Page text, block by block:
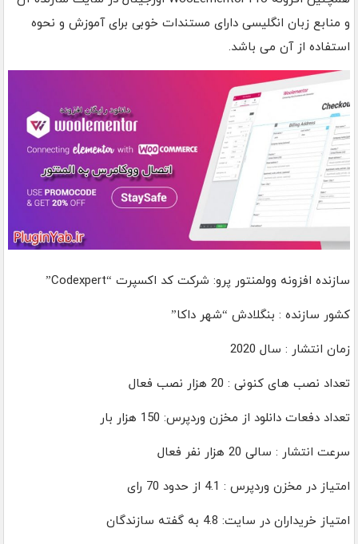
و منابع زبان انگلیسی دارای مستندات خوبی برای آموزش و نحوه
استفاده از آن می باشد.
سازنده افزونه وولمنتور پرو: شرکت کد اکسپرت “Codexpert”
کشور سازنده : بنگلادش “شهر داکا”
زمان انتشار : سال 2020
تعداد نصب های کنونی : 20 هزار نصب فعال
تعداد دفعات دانلود از مخزن وردپرس: 150 هزار بار
سرعت انتشار : سالی 20 هزار نفر فعال
امتیاز در مخزن وردپرس : 4.1 از حدود 70 رای
امتیاز خریداران در سایت: 4.8 به گفته سازندگان